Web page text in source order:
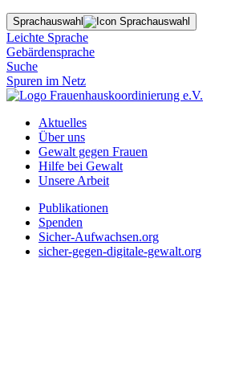
Sprachauswahl
Leichte Sprache
Gebärdensprache
Suche
Spuren im Netz
Aktuelles
Über uns
Gewalt gegen Frauen
Hilfe bei Gewalt
Unsere Arbeit
Publikationen
Spenden
Sicher-Aufwachsen.org
sicher-gegen-digitale-gewalt.org